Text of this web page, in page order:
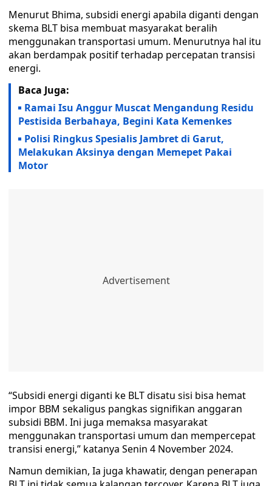
Menurut Bhima, subsidi energi apabila diganti dengan
skema BLT bisa membuat masyarakat beralih
menggunakan transportasi umum. Menurutnya hal itu
akan berdampak positif terhadap percepatan transisi
energi.
Baca Juga:
Ramai Isu Anggur Muscat Mengandung Residu
Pestisida Berbahaya, Begini Kata Kemenkes
Polisi Ringkus Spesialis Jambret di Garut,
Melakukan Aksinya dengan Memepet Pakai
Motor
“Subsidi energi diganti ke BLT disatu sisi bisa hemat
impor BBM sekaligus pangkas signifikan anggaran
subsidi BBM. Ini juga memaksa masyarakat
menggunakan transportasi umum dan mempercepat
transisi energi,” katanya Senin 4 November 2024.
Namun demikian, Ia juga khawatir, dengan penerapan